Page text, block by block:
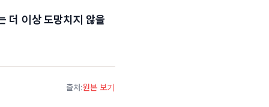
더 이상 도망치지 않을
출처:원본 보기